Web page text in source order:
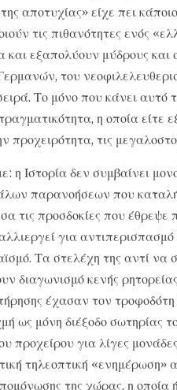
αποτυχίας» είχε πει
τις πιθανότητες ενός
και εξαπολύουν μύδρους
του
Το μόνο που κάνει αυτό
η οποία είτε
προχειρότητα, τις
η Ιστορία δεν συμβαίνει
παρανοήσεων που
τις προσδοκίες που έθρεψε
για
Τα στελέχη της αντί
διαγωνισμό κενής
έχασαν τον
ως μόνη διέξοδο σωτηρίας
προχείρου για λίγες
τηλεοπτική «ενημέρωση»
της χώρας, η οποία